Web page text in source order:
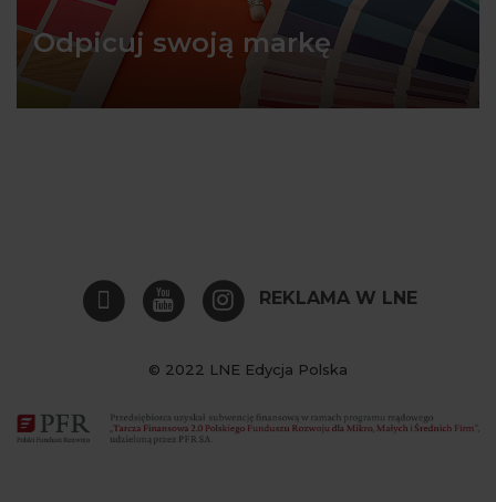
Odpicuj swoją markę
REKLAMA W LNE
© 2022 LNE Edycja Polska